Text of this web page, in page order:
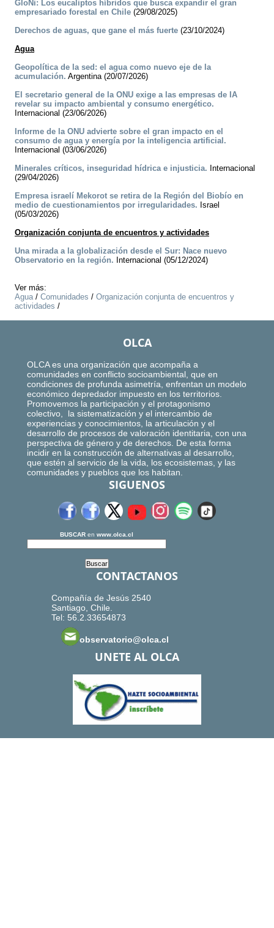
GloNi: Los eucaliptos híbridos que busca expandir el gran
empresariado forestal en Chile (29/08/2025)
Derechos de aguas, que gane el más fuerte (23/10/2024)
Agua
Geopolítica de la sed: el agua como nuevo eje de la
acumulación. Argentina (20/07/2026)
El secretario general de la ONU exige a las empresas de IA
revelar su impacto ambiental y consumo energético.
Internacional (23/06/2026)
Informe de la ONU advierte sobre el gran impacto en el
consumo de agua y energía por la inteligencia artificial.
Internacional (03/06/2026)
Minerales críticos, inseguridad hídrica e injusticia. Internacional
(29/04/2026)
Empresa israelí Mekorot se retira de la Región del Biobío en
medio de cuestionamientos por irregularidades. Israel
(05/03/2026)
Organización conjunta de encuentros y actividades
Una mirada a la globalización desde el Sur: Nace nuevo
Observatorio en la región. Internacional (05/12/2024)
Ver más:
Agua/ Comunidades / Organización conjunta de encuentros y
actividades /
OLCA
OLCA es una organización que acompaña a
comunidades en conflicto socioambiental, que en
condiciones de profunda asimetría, enfrentan un modelo
económico depredador impuesto en los territorios.
Promovemos la participación y el protagonismo
colectivo, la sistematización y el intercambio de
experiencias y conocimientos, la articulación y el
desarrollo de procesos de valoración identitaria, con una
perspectiva de género y de derechos. De esta forma
incidir en la construcción de alternativas al desarrollo,
que estén al servicio de la vida, los ecosistemas, y las
comunidades y pueblos que los habitan.
SIGUENOS
BUSCAR en www.olca.cl
CONTACTANOS
Compañía de Jesús 2540
Santiago, Chile.
Tel: 56.2.33654873
observatorio@olca.cl
UNETE AL OLCA